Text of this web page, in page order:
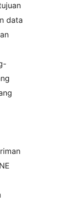
data